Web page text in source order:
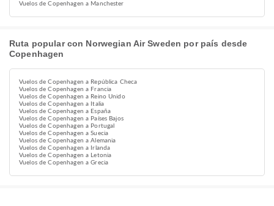
Vuelos de Copenhagen a Manchester
Ruta popular con Norwegian Air Sweden por país desde
Copenhagen
Vuelos de Copenhagen a República Checa
Vuelos de Copenhagen a Francia
Vuelos de Copenhagen a Reino Unido
Vuelos de Copenhagen a Italia
Vuelos de Copenhagen a España
Vuelos de Copenhagen a Países Bajos
Vuelos de Copenhagen a Portugal
Vuelos de Copenhagen a Suecia
Vuelos de Copenhagen a Alemania
Vuelos de Copenhagen a Irlanda
Vuelos de Copenhagen a Letonia
Vuelos de Copenhagen a Grecia